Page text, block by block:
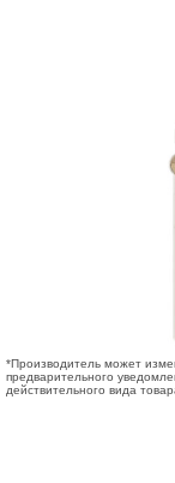
*Производитель может
предварительного
действительного вида